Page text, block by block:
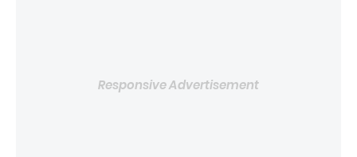
Responsive Advertisement